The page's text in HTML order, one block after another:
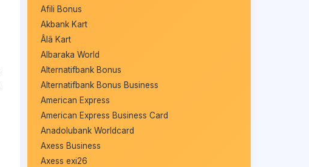
Afili Bonus
Akbank Kart
Âlâ Kart
Albaraka World
Alternatifbank Bonus
Alternatifbank Bonus Business
American Express
American Express Business Card
Anadolubank Worldcard
Axess Business
Axess exi26